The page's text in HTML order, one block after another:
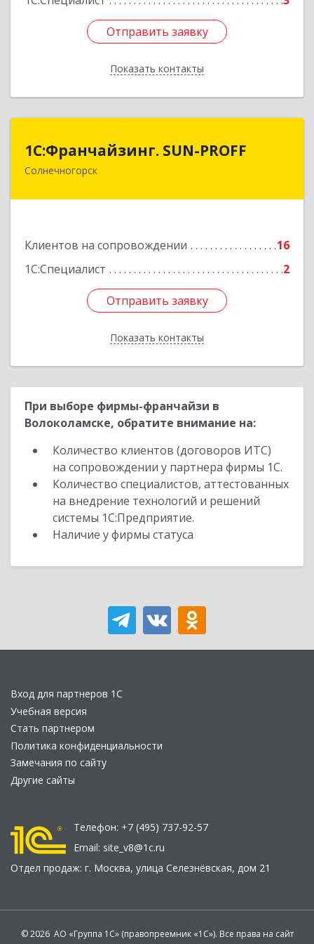
Отправить заявку
Показать контакты
Отправить заявку
Назад
1С:Франчайзинг. SUN-PROFF
Солнечногорск
Клиентов на сопровождении
16
1С:Специалист
2
Отправить заявку
Показать контакты
1С:Франчайзинг. SUN-PROFF
141503, Московская обл, Солнечногорский р-н,
Отправить заявку
Назад
При выборе фирмы-франчайзи в
Волоколамске, обратите внимание на:
Количество клиентов (договоров ИТС)
на сопровождении у партнера фирмы 1С.
Количество специалистов, аттестованных
на внедрение технологий и решений
системы 1С:Предприятие.
Наличие у фирмы статуса
Вход для партнеров 1С
Учебная версия
Стать партнером
Политика конфиденциальности
Замечания по сайту
Другие сайты
Телефон: +7 (495) 737-92-57
Email: site_v8@1c.ru
Отдел продаж: г. Москва, улица Селезнёвская, дом 21
© 2026 АО «Группа 1С» (правопреемник «1С»). Все права на сайт